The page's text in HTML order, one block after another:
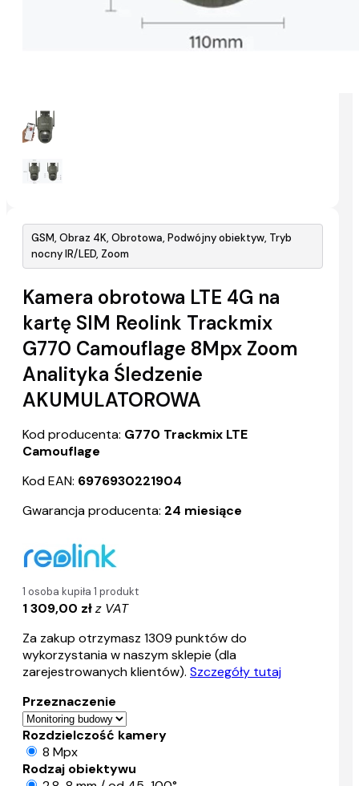
GSM, Obraz 4K, Obrotowa, Podwójny obiektyw, Tryb
nocny IR/LED, Zoom
Kamera obrotowa LTE 4G na
kartę SIM Reolink Trackmix
G770 Camouflage 8Mpx Zoom
Analityka Śledzenie
AKUMULATOROWA
Kod producenta: G770 Trackmix LTE
Camouflage
Kod EAN: 6976930221904
Gwarancja producenta: 24 miesiące
1 osoba kupiła 1 produkt
1 309,00 złz VAT
Za zakup otrzymasz 1309 punktów do
wykorzystania w naszym sklepie (dla
zarejestrowanych klientów). Szczegóły tutaj
Przeznaczenie
Rozdzielczość kamery
8 Mpx
Rodzaj obiektywu